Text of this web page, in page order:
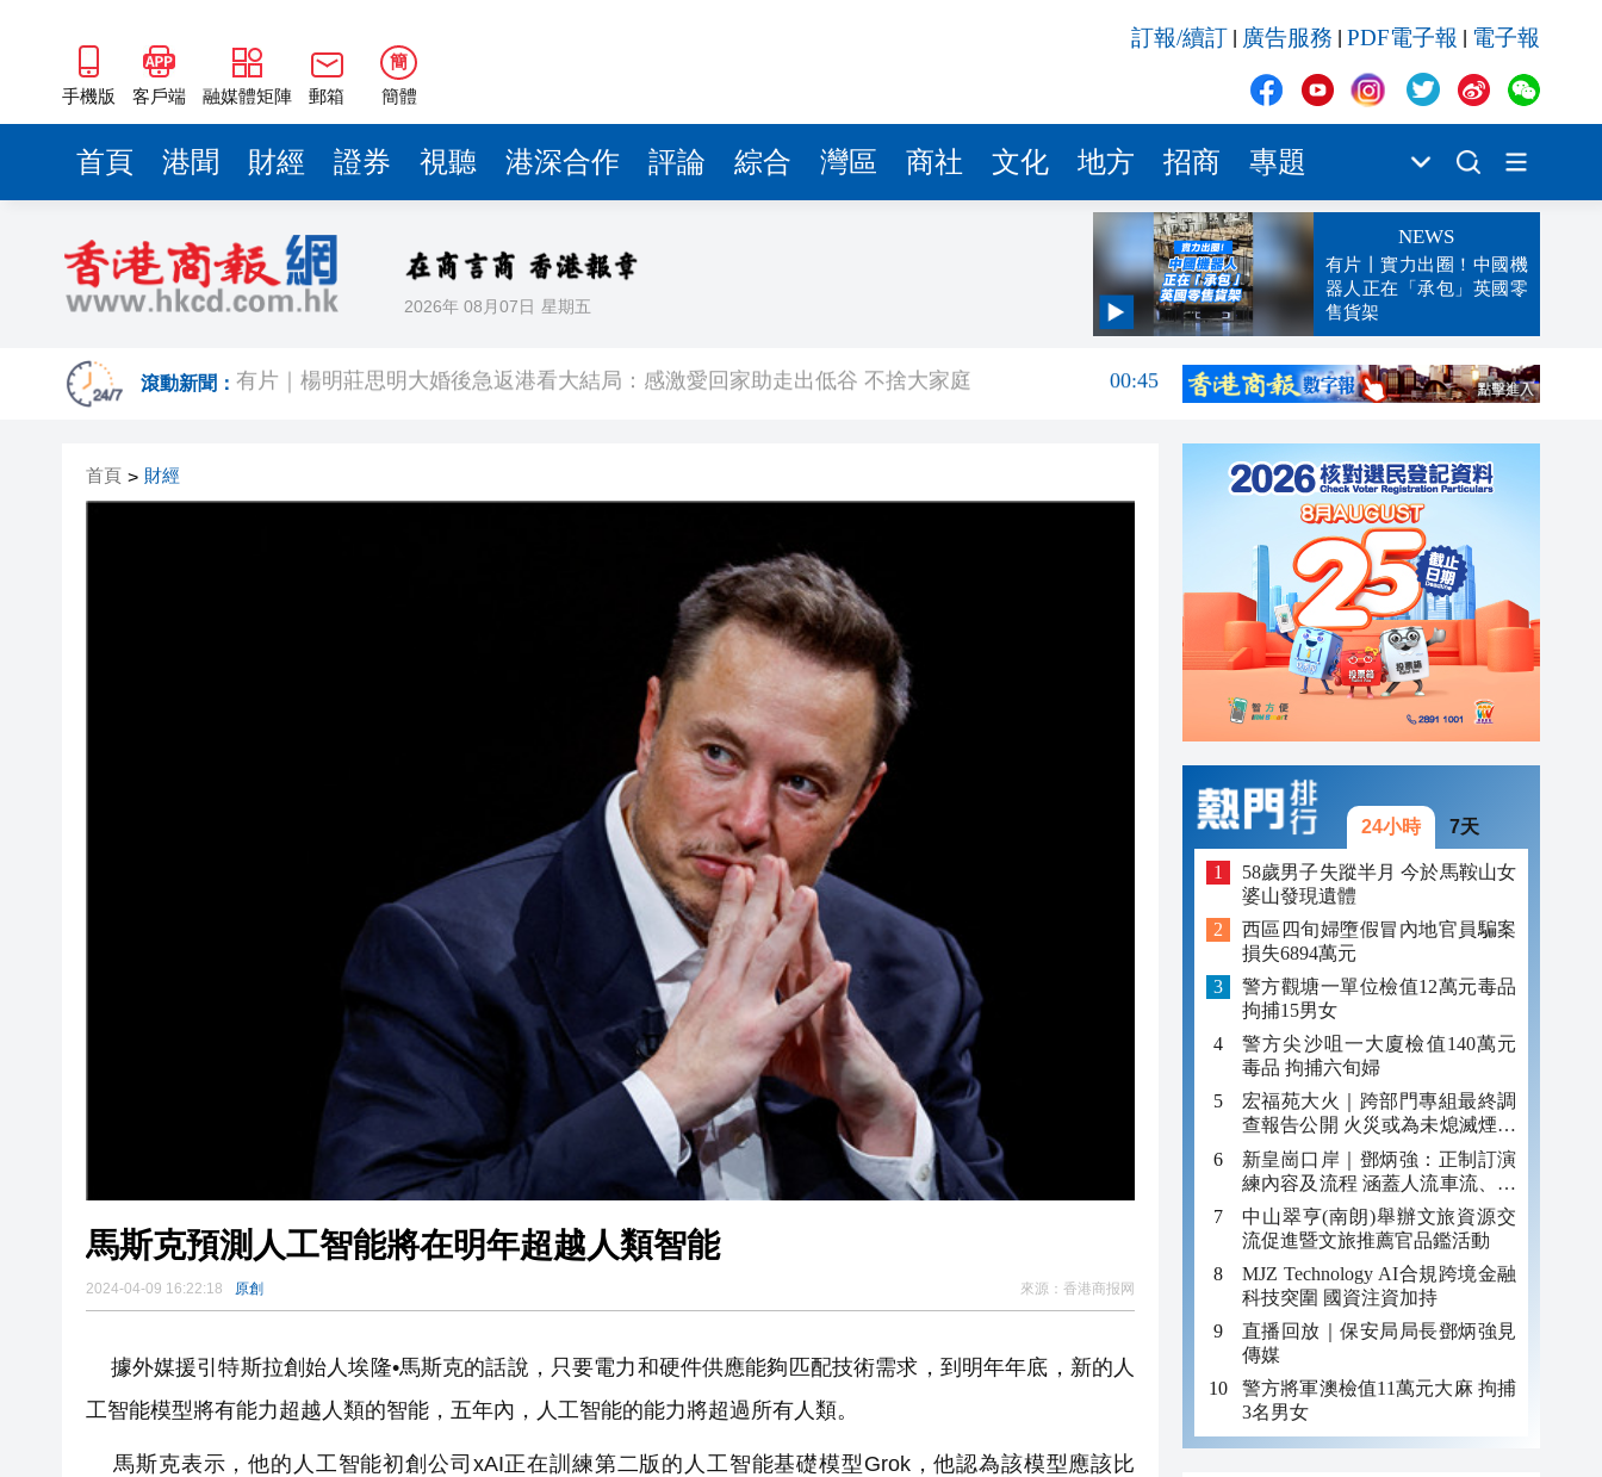
手機版 客戶端 融媒體矩陣 郵箱
簡
簡體
訂報/續訂 廣告服務 PDF電子報 電子報
首頁 港聞 財經 證券 視聽 港深合作 評論 綜合 灣區 商社 文化 地方 招商 專題
2026年 08月07日 星期五
NEWS
有片丨實力出圈！中國機
器人正在「承包」英國零
售貨架
滾動新聞：
00:45
羅淑佩：三場足球賽事逾12萬人入場 票尾經濟成效顯現
00:26
李家超：鼓勵保險業開發跨境產品 便利灣區居民
車路士主帥星將粉嶺揮桿 為香港行畫圓滿句號
首頁 > 財經
馬斯克預測人工智能將在明年超越人類智能
2024-04-09 16:22:18 原創 來源： 香港商报网
據外媒援引特斯拉創始人埃隆•馬斯克的話說，只要電力和硬件供應能夠匹配技術需求，到明年年底，新的人
工智能模型將有能力超越人類的智能，五年內，人工智能的能力將超過所有人類。
馬斯克表示，他的人工智能初創公司xAI正在訓練第二版的人工智能基礎模型Grok，他認為該模型應該比
24小時 7天
58歲男子失蹤半月 今於馬鞍山女
婆山發現遺體
西區四旬婦墮假冒內地官員騙案
損失6894萬元
警方觀塘一單位檢值12萬元毒品
拘捕15男女
警方尖沙咀一大廈檢值140萬元
毒品 拘捕六旬婦
宏福苑大火｜跨部門專組最終調
查報告公開 火災或為未熄滅煙頭
引發
新皇崗口岸｜鄧炳強：正制訂演
練內容及流程 涵蓋人流車流、緊
急應變等
中山翠亨(南朗)舉辦文旅資源交
流促進暨文旅推薦官品鑑活動
MJZ Technology AI合規跨境金融
科技突圍 國資注資加持
直播回放｜保安局局長鄧炳強見
傳媒
警方將軍澳檢值11萬元大麻 拘捕
3名男女